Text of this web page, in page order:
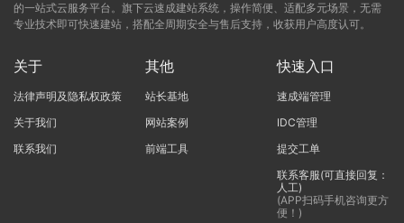
的一站式云服务平台。旗下云速成建站系统，操作简便、适配多元场景，无需
专业技术即可快速建站，搭配全周期安全与售后支持，收获用户高度认可。
关于
法律声明及隐私权政策
关于我们
联系我们
其他
站长基地
网站案例
前端工具
快速入口
速成端管理
IDC管理
提交工单
联系客服(可直接回复：
人工)
(APP扫码手机咨询更方
便！)